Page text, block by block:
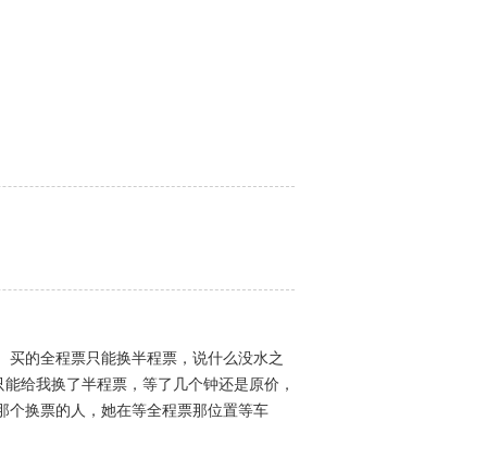
的全程票只能换半程票，说什么没水之
给我换了半程票，等了几个钟还是原价，
个换票的人，她在等全程票那位置等车